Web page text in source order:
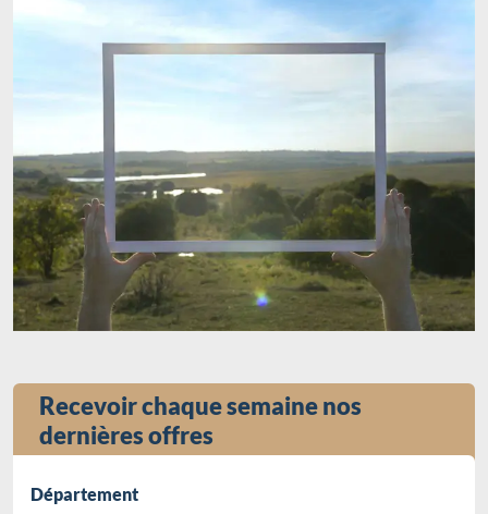
Recevoir chaque semaine nos
dernières offres
Département